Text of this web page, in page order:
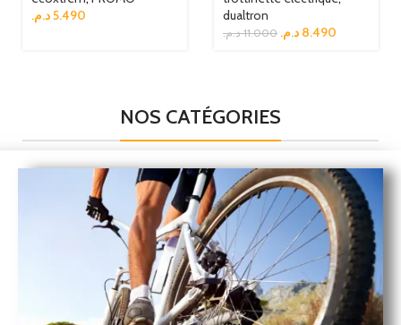
5.490د.م.
dualtron
11.000 د.م. 8.490 د.م.
NOS CATÉGORIES